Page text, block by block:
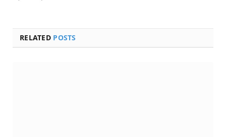
RELATED POSTS